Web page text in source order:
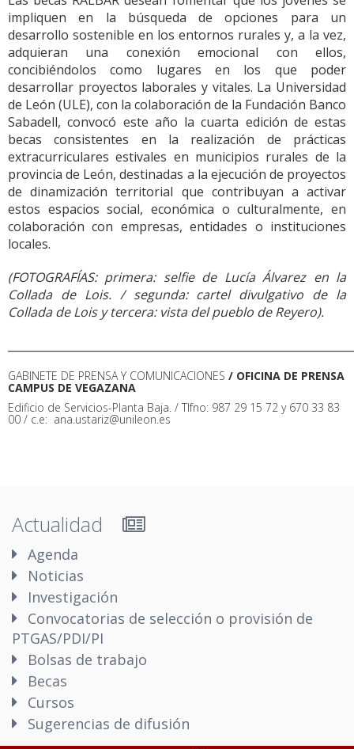
impliquen en la búsqueda de opciones para un
desarrollo sostenible en los entornos rurales y, a la vez,
adquieran una conexión emocional con ellos,
concibiéndolos como lugares en los que poder
desarrollar proyectos laborales y vitales. La Universidad
de León (ULE), con la colaboración de la Fundación Banco
Sabadell, convocó este año la cuarta edición de estas
becas consistentes en la realización de prácticas
extracurriculares estivales en municipios rurales de la
provincia de León, destinadas a la ejecución de proyectos
de dinamización territorial que contribuyan a activar
estos espacios social, económica o culturalmente, en
colaboración con empresas, entidades o instituciones
locales.
(FOTOGRAFÍAS: primera: selfie de Lucía Álvarez en la
Collada de Lois. / segunda: cartel divulgativo de la
Collada de Lois y tercera: vista del pueblo de Reyero).
GABINETE DE PRENSA Y COMUNICACIONES / OFICINA DE PRENSA
CAMPUS DE VEGAZANA
Edificio de Servicios-Planta Baja. / Tlfno: 987 29 15 72 y 670 33 83
00 / c.e: ana.ustariz@unileon.es
Actualidad
Agenda
Noticias
Investigación
Convocatorias de selección o provisión de
PTGAS/PDI/PI
Bolsas de trabajo
Becas
Cursos
Sugerencias de difusión